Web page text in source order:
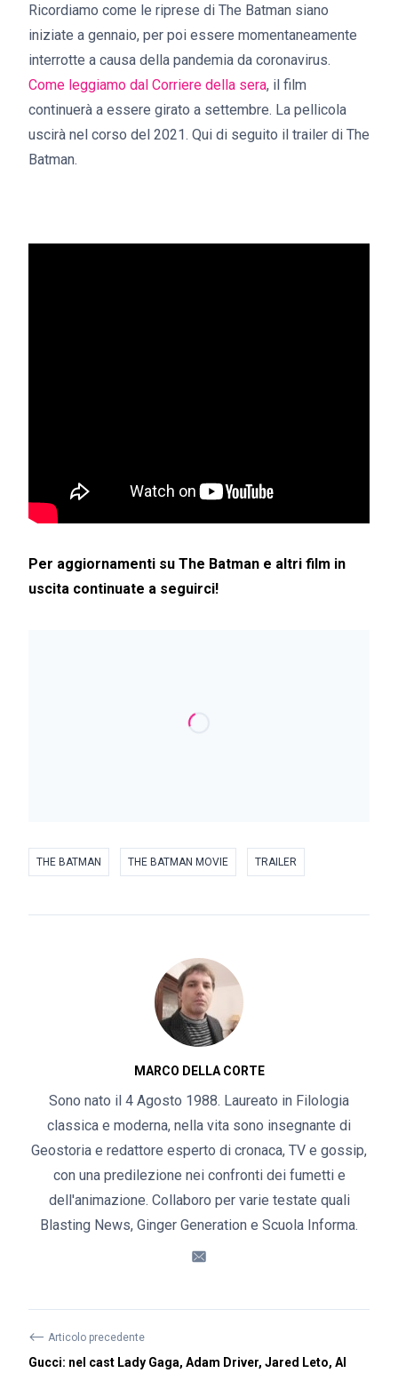
Ricordiamo come le riprese di The Batman siano
iniziate a gennaio, per poi essere momentaneamente
interrotte a causa della pandemia da coronavirus.
Come leggiamo dal Corriere della sera, il film
continuerà a essere girato a settembre. La pellicola
uscirà nel corso del 2021. Qui di seguito il trailer di The
Batman.
Per aggiornamenti su The Batman e altri film in
uscita continuate a seguirci!
THE BATMAN THE BATMAN MOVIE TRAILER
MARCO DELLA CORTE
Sono nato il 4 Agosto 1988. Laureato in Filologia
classica e moderna, nella vita sono insegnante di
Geostoria e redattore esperto di cronaca, TV e gossip,
con una predilezione nei confronti dei fumetti e
dell'animazione. Collaboro per varie testate quali
Blasting News, Ginger Generation e Scuola Informa.
⟵ Articolo precedente
Gucci: nel cast Lady Gaga, Adam Driver, Jared Leto, Al